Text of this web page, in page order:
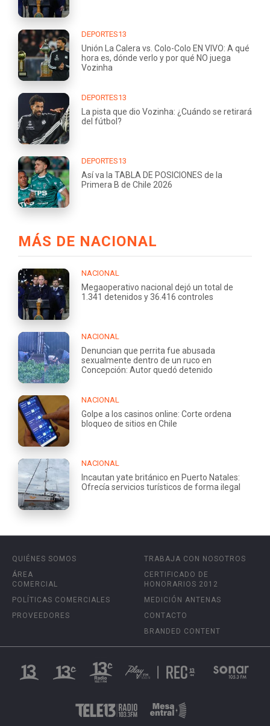
DEPORTES13
Unión La Calera vs. Colo-Colo EN VIVO: A qué
hora es, dónde verlo y por qué NO juega
Vozinha
DEPORTES13
La pista que dio Vozinha: ¿Cuándo se retirará
del fútbol?
DEPORTES13
Así va la TABLA DE POSICIONES de la
Primera B de Chile 2026
MÁS DE NACIONAL
NACIONAL
Megaoperativo nacional dejó un total de
1.341 detenidos y 36.416 controles
NACIONAL
Denuncian que perrita fue abusada
sexualmente dentro de un ruco en
Concepción: Autor quedó detenido
NACIONAL
Golpe a los casinos online: Corte ordena
bloqueo de sitios en Chile
NACIONAL
Incautan yate británico en Puerto Natales:
Ofrecía servicios turísticos de forma ilegal
QUIÉNES SOMOS
ÁREA
COMERCIAL
POLÍTICAS COMERCIALES
PROVEEDORES
TRABAJA CON NOSOTROS
CERTIFICADO DE
HONORARIOS 2012
MEDICIÓN ANTENAS
CONTACTO
BRANDED CONTENT